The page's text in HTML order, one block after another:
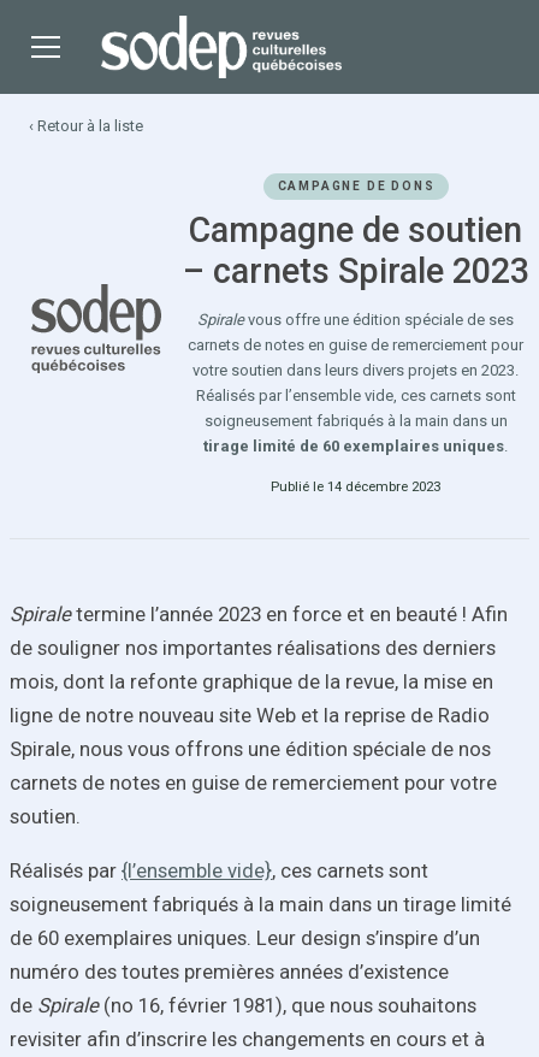
‹ Retour à la liste
CAMPAGNE DE DONS
Campagne de soutien
– carnets Spirale 2023
Spiralevous offre une édition spéciale de ses
carnets de notes en guise de remerciement pour
votre soutien dans leurs divers projets en 2023.
Réalisés par l’ensemble vide, ces carnets sont
soigneusement fabriqués à la main dans un
tirage limité de 60 exemplaires uniques.
Publié le 14 décembre 2023
Spiraletermine l’année 2023 en force et en beauté ! Afin
de souligner nos importantes réalisations des derniers
mois, dont la refonte graphique de la revue, la mise en
ligne de notre nouveau site Web et la reprise de Radio
Spirale, nous vous offrons une édition spéciale de nos
carnets de notes en guise de remerciement pour votre
soutien.
Réalisés par {l’ensemble vide}, ces carnets sont
soigneusement fabriqués à la main dans un tirage limité
de 60 exemplaires uniques. Leur design s’inspire d’un
numéro des toutes premières années d’existence
de Spirale(no 16, février 1981), que nous souhaitons
revisiter afin d’inscrire les changements en cours et à